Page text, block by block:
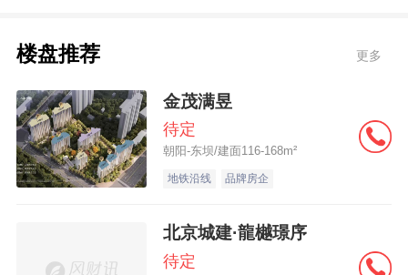
作为湾区年度最具国际高度的文化事件，本
届「光之艺术节」x「浮标.香港国际诗歌之
夜」集结全球顶尖创意力量。香港国际诗歌
之夜发起人北岛以“浮标”为诗歌核心命题，将
15 国诗人的多语种创作融入光影语境，其主
克奖得主刘家琨与建筑大师张永和则带来“建
筑与诗歌的对话”，剖析诗之礼堂清水混凝土
楼盘推荐 更多
金茂满昱
待定
朝阳-东坝/建面116-168m²
地铁沿线 品牌房企
北京城建·龍樾璟序
待定